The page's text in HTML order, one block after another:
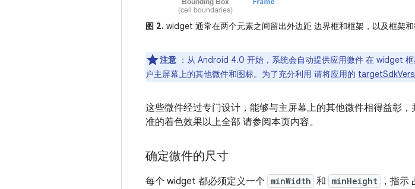
图 2. widget 通常在两个元素之间留出外边距 边界框和框架，以及框架和
注意 ：从 Android 4.0 开始，系统会自动提供应用微件 在 widget
户主屏幕上的其他微件和图标。为了充分利用 请将应用的
这些微件经过专门设计，能够与主屏幕上的其他微件相得益彰
准的着色效果以上全部 请参阅本页内容。
确定微件的尺寸
每个 widget 都必须定义一个 minWidth 和 minHeight
，指